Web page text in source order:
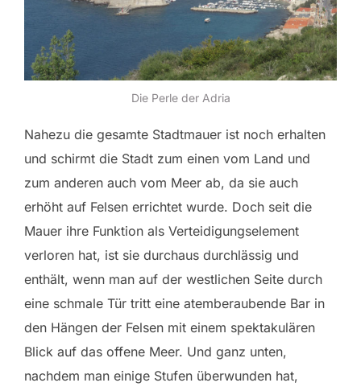
Die Perle der Adria
Nahezu die gesamte Stadtmauer ist noch erhalten
und schirmt die Stadt zum einen vom Land und
zum anderen auch vom Meer ab, da sie auch
erhöht auf Felsen errichtet wurde. Doch seit die
Mauer ihre Funktion als Verteidigungselement
verloren hat, ist sie durchaus durchlässig und
enthält, wenn man auf der westlichen Seite durch
eine schmale Tür tritt eine atemberaubende Bar in
den Hängen der Felsen mit einem spektakulären
Blick auf das offene Meer. Und ganz unten,
nachdem man einige Stufen überwunden hat,